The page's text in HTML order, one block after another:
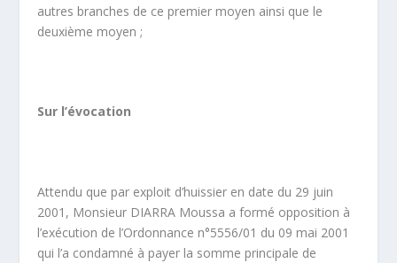
autres branches de ce premier moyen ainsi que le
deuxième moyen ;
Sur l’évocation
Attendu que par exploit d’huissier en date du 29 juin
2001, Monsieur DIARRA Moussa a formé opposition à
l’exécution de l’Ordonnance n°5556/01 du 09 mai 2001
qui l’a condamné à payer la somme principale de